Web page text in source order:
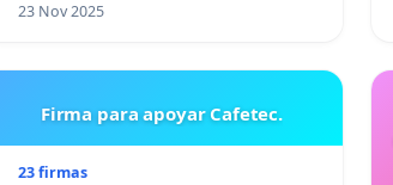
23 Nov 2025
Firma para apoyar Cafetec.
23 firmas